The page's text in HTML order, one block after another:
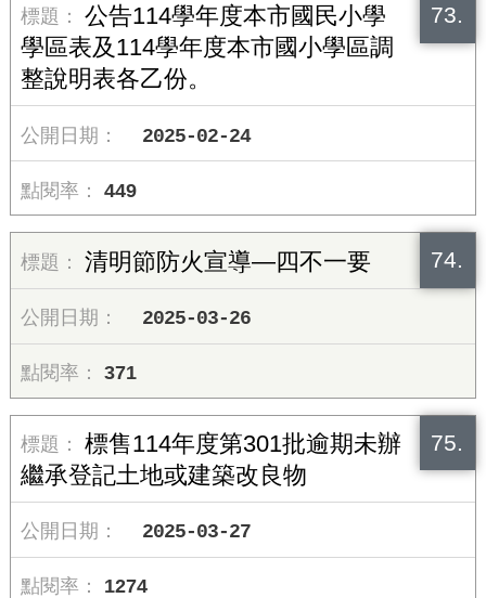
73.
公告114學年度本市國民小學
學區表及114學年度本市國小學區調
整說明表各乙份。
2025-02-24
449
74.
清明節防火宣導—四不一要
2025-03-26
371
75.
標售114年度第301批逾期未辦
繼承登記土地或建築改良物
2025-03-27
1274